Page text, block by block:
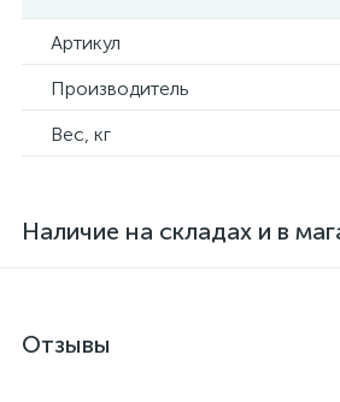
Артикул
Производитель
Вес, кг
Наличие на складах и в
Отзывы